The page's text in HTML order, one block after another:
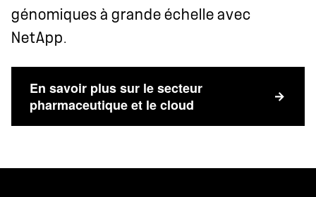
génomiques à grande échelle avec
NetApp.
En savoir plus sur le secteur
pharmaceutique et le cloud